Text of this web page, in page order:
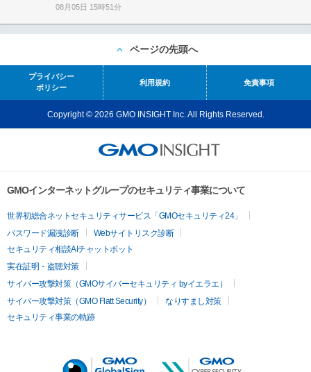
08月05日 15時51分
ページの先頭へ
プライバシー
ポリシー
利用規約 免責事項
Copyright © 2026 GMO INSIGHT Inc. All Rights Reserved.
GMOインターネットグループのセキュリティ事業について
世界初総合ネットセキュリティサービス「GMOセキュリティ24」
パスワード漏洩診断
Webサイトリスク診断
セキュリティ相談AIチャットボット
実在証明・盗聴対策
サイバー攻撃対策（GMOサイバーセキュリティ byイエラエ）
サイバー攻撃対策（GMO Flatt Security）
なりすまし対策
セキュリティ事業の軌跡